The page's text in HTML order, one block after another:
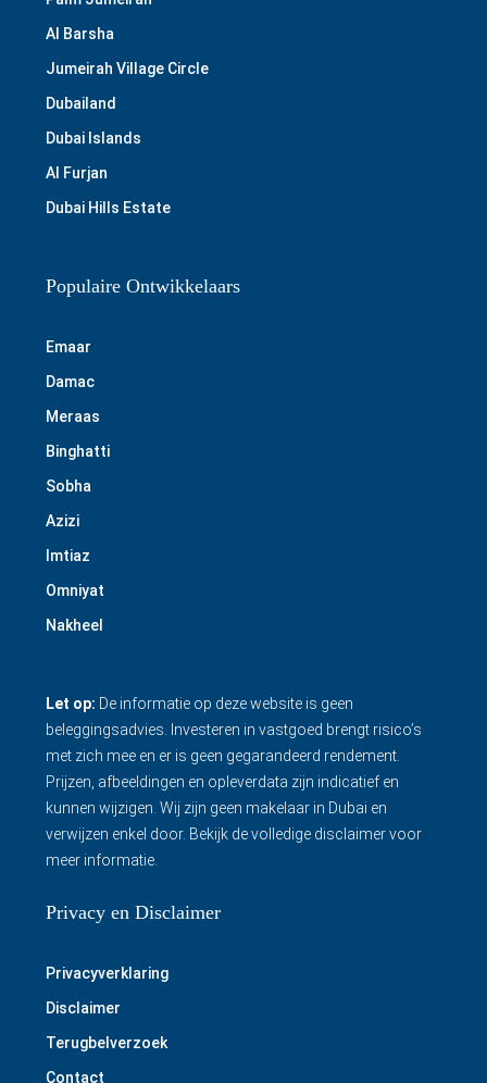
Al Barsha
Jumeirah Village Circle
Dubailand
Dubai Islands
Al Furjan
Dubai Hills Estate
Populaire Ontwikkelaars
Emaar
Damac
Meraas
Binghatti
Sobha
Azizi
Imtiaz
Omniyat
Nakheel
Let op: De informatie op deze website is geen
beleggingsadvies. Investeren in vastgoed brengt risico’s
met zich mee en er is geen gegarandeerd rendement.
Prijzen, afbeeldingen en opleverdata zijn indicatief en
kunnen wijzigen. Wij zijn geen makelaar in Dubai en
verwijzen enkel door. Bekijk de volledige disclaimervoor
meer informatie.
Privacy en Disclaimer
Privacyverklaring
Disclaimer
Terugbelverzoek
Contact